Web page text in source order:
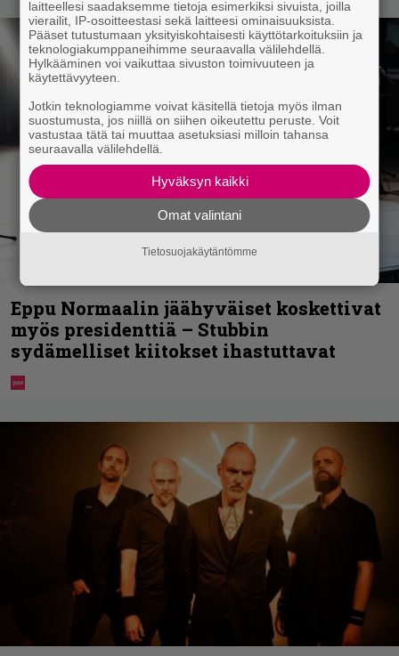
Eppu Normaalin jäähyväiset koskettivat
myös presidenttiä – Stubbin
sydämelliset kiitokset ihastuttavat
laitteellesi saadaksemme tietoja esimerkiksi sivuista, joilla
vierailit, IP-osoitteestasi sekä laitteesi ominaisuuksista.
Pääset tutustumaan yksityiskohtaisesti käyttötarkoituksiin ja
teknologiakumppaneihimme seuraavalla välilehdellä.
Hylkääminen voi vaikuttaa sivuston toimivuuteen ja
käytettävyyteen.
Jotkin teknologiamme voivat käsitellä tietoja myös ilman
suostumusta, jos niillä on siihen oikeutettu peruste. Voit
vastustaa tätä tai muuttaa asetuksiasi milloin tahansa
seuraavalla välilehdellä.
Hyväksyn kaikki
Omat valintani
Tietosuojakäytäntömme